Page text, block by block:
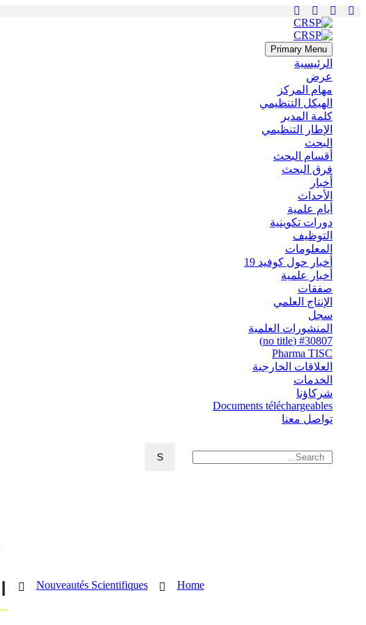
Primary Menu
الرئيسية
عرض
مهام المركز
الهيكل التنظيمي
كلمة المدير
الإطار التنظيمي
البحث
أقسام البحث
فرق البحث
أخبار
الأحداث
أيام علمية
دورات تكوينية
التوظيف
المعلومات
أخبار حول كوفيد 19
أخبار علمية
صفقات
الإنتاج العلمي
سجل
المنشورات العلمية
#30807 (no title)
Pharma TISC
العلاقات الخارجية
الخدمات
شركاؤنا
Documents téléchargeables
تواصل معنا
Home
Nouveautés Scientifiques